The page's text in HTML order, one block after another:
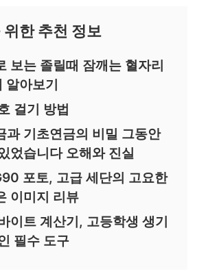
위한 추천 정보
보는 졸릴때 잠깨는 혈자리
아보기
걸기 방법
과 기초연금의 비밀 그동안
었습니다 오해와 진실
포토, 고급 세단의 고요한
이미지 리뷰
이트 계산기, 고등학생 생기
필수 도구